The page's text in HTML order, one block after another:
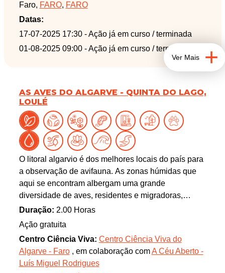
Esta atividade decorre na área protegida Parque
Natural da Ria Formosa.
Faro, FARO, FARO
Datas:
17-07-2025 17:30 - Ação já em curso / terminada
01-08-2025 09:00 - Ação já em curso / terminada
Ver Mais
AS AVES DO ALGARVE - QUINTA DO LAGO,
LOULÉ
O litoral algarvio é dos melhores locais do país para
a observação de avifauna. As zonas húmidas que
aqui se encontram albergam uma grande
diversidade de aves, residentes e migradoras,
facilmente observáveis a partir dos pontos por nós
selecionados. Se tem interesse, ou mesmo só
curiosidade, por estes extraordinários animais,
venha connosco descobrir as espécies mais
comuns (e, quem sabe, até alguma raridade!) que
existem no concelho de Loulé.
Duração: 2.00 Horas
Ação gratuita
Centro Ciência Viva: Centro Ciência Viva do
Algarve - Faro, em colaboração comA Céu Aberto -
Luís Miguel Rodrigues